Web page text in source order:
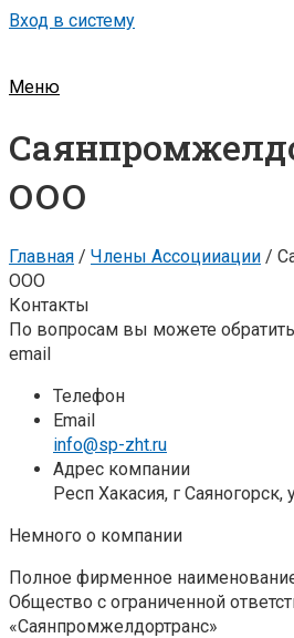
Вход в систему
Меню
ООО
Главная / Члены Ассоцииации /
ООО
Контакты
По вопросам вы можете
email
Телефон
Email
info@sp-zht.ru
Адрес компании
Респ Хакасия, г Саяногорск,
Немного о компании
Полное фирменное
Общество с ограниченной
«Саянпромжелдортранс»